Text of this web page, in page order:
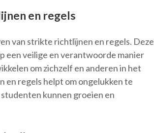
en regels
van strikte richtlijnen en regels. Deze
een veilige en verantwoorde manier
om zichzelf en anderen in het
en regels helpt om ongelukken te
kunnen groeien en